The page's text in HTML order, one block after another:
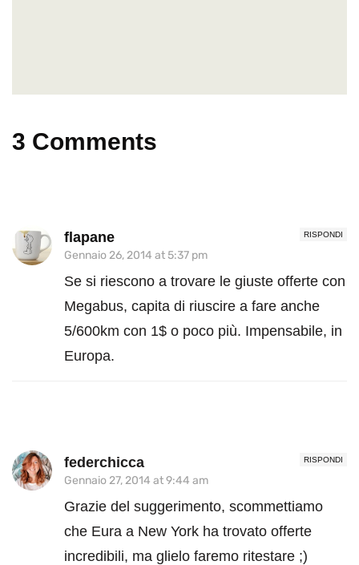
3 Comments
RISPONDI
flapane
Gennaio 26, 2014 at 5:37 pm
Se si riescono a trovare le giuste offerte con
Megabus, capita di riuscire a fare anche
5/600km con 1$ o poco più. Impensabile, in
Europa.
RISPONDI
federchicca
Gennaio 27, 2014 at 9:44 am
Grazie del suggerimento, scommettiamo
che Eura a New York ha trovato offerte
incredibili, ma glielo faremo ritestare ;)